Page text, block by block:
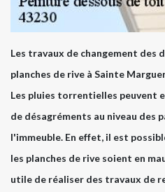
Les travaux de changement des
planches de rive à Sainte
Les pluies torrentielles peuvent
de désagréments au niveau des
l'immeuble. En effet, il est
les planches de rive soient en
utile de réaliser des travaux de